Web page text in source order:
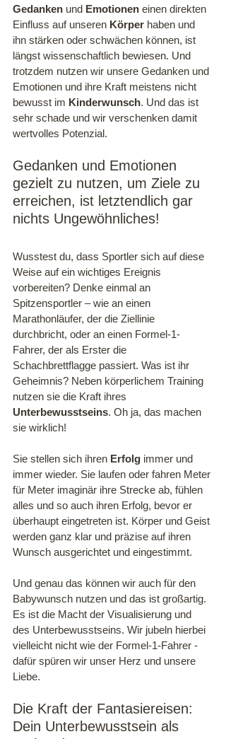
Gedanken und Emotionen einen direkten
Einfluss auf unseren Körper haben und
ihn stärken oder schwächen können, ist
längst wissenschaftlich bewiesen. Und
trotzdem nutzen wir unsere Gedanken und
Emotionen und ihre Kraft meistens nicht
bewusst im Kinderwunsch. Und das ist
sehr schade und wir verschenken damit
wertvolles Potenzial.
Gedanken und Emotionen
gezielt zu nutzen, um Ziele zu
erreichen, ist letztendlich gar
nichts Ungewöhnliches!
Wusstest du, dass Sportler sich auf diese
Weise auf ein wichtiges Ereignis
vorbereiten? Denke einmal an
Spitzensportler – wie an einen
Marathonläufer, der die Ziellinie
durchbricht, oder an einen Formel-1-
Fahrer, der als Erster die
Schachbrettflagge passiert. Was ist ihr
Geheimnis? Neben körperlichem Training
nutzen sie die Kraft ihres
Unterbewusstseins. Oh ja, das machen
sie wirklich!
Sie stellen sich ihren Erfolg immer und
immer wieder. Sie laufen oder fahren Meter
für Meter imaginär ihre Strecke ab, fühlen
alles und so auch ihren Erfolg, bevor er
überhaupt eingetreten ist. Körper und Geist
werden ganz klar und präzise auf ihren
Wunsch ausgerichtet und eingestimmt.
Und genau das können wir auch für den
Babywunsch nutzen und das ist großartig.
Es ist die Macht der Visualisierung und
des Unterbewusstseins. Wir jubeln hierbei
vielleicht nicht wie der Formel-1-Fahrer -
dafür spüren wir unser Herz und unsere
Liebe.
Die Kraft der Fantasiereisen:
Dein Unterbewusstsein als